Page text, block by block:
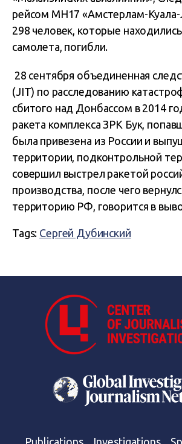
рейсом MH17 «Амстерлам-
298 человек, которые
самолета, погибли.
28 сентября объединенная
(JIT) по расследованию
сбитого над Донбассом в 2014
ракета комплекса ЗРК Бук,
была привезена из России и
территории, подконтрольной
совершил выстрел ракетой
производства, после чего
территорию РФ, говорится в
Tags: Сергей Дубинский
Publications Investigations